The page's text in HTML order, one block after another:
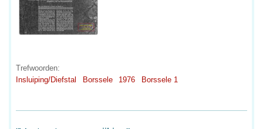
Trefwoorden:
Insluiping/Diefstal
Borssele 1976 Borssele 1